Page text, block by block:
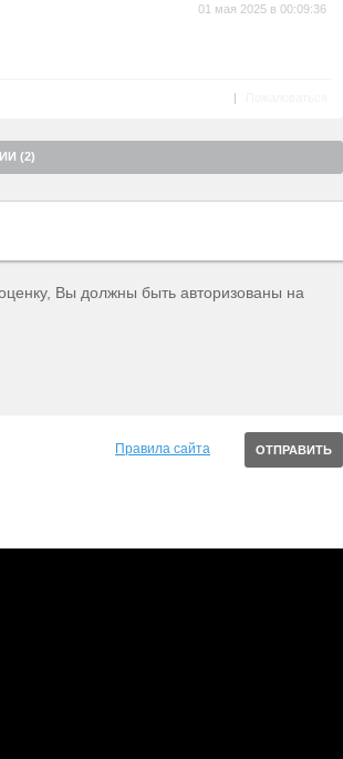
01 мая 2025 в 00:09:36
|
(2)
Вы должны быть авторизованы на
Правила сайта